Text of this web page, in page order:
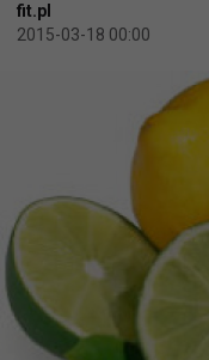
fit.pl
2015-03-18 00:00